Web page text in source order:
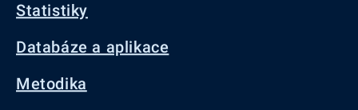
Statistiky
Databáze a aplikace
Metodika